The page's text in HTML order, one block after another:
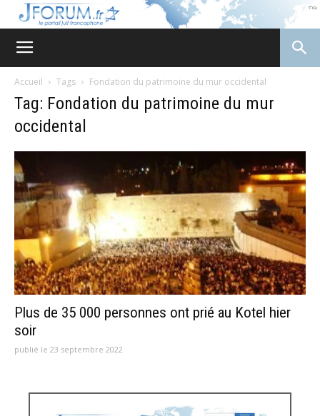
Accueil Tags Fondation du patrimoine du mur occidental
Tag: Fondation du patrimoine du mur
occidental
Plus de 35 000 personnes ont prié au Kotel hier
soir
publié le 23 septembre 2022